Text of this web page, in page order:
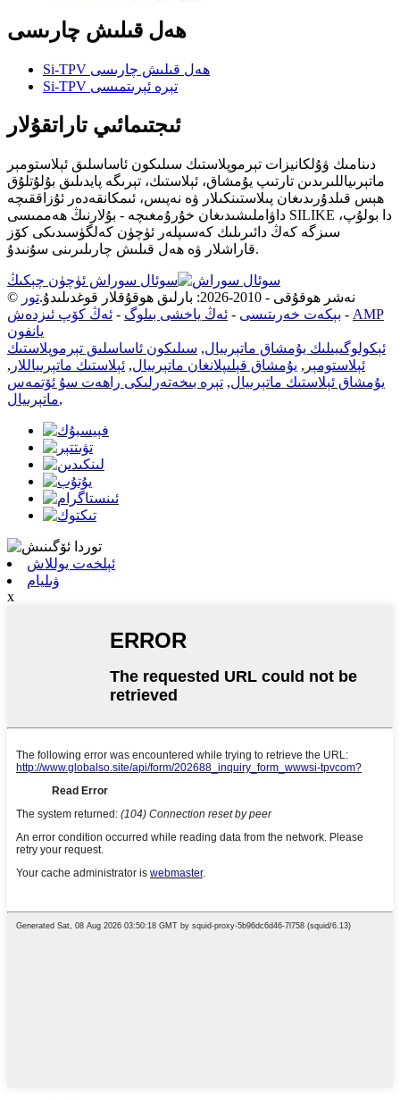
ھەل قىلىش چارىسى
Si-TPV ھەل قىلىش چارىسى
Si-TPV تېرە ئېرىتمىسى
ئىجتىمائىي تاراتقۇلار
دىنامىك ۋۇلكانيزات تېرموپلاستىك سىلىكون ئاساسلىق ئېلاستومېر
ماتېرىياللىرىدىن تارتىپ يۇمشاق، ئېلاستىك، تېرىگە پايدىلىق بۇلۇتلۇق
ھېس قىلدۇرىدىغان پىلاستىنكىلار ۋە نەپىس، ئىمكانقەدەر ئۇزاققىچە
داۋاملىشىدىغان خۇرۇمغىچە - بۇلارنىڭ ھەممىسى SILIKE دا بولۇپ،
سىزگە كەڭ دائىرىلىك كەسىپلەر ئۈچۈن كەلگۈسىدىكى كۆز
قاراشلار ۋە ھەل قىلىش چارىلىرىنى سۇنىدۇ.
سوئال سوراش ئۈچۈن چېكىڭ
© نەشر ھوقۇقى - 2010-2026: بارلىق ھوقۇقلار قوغدىلىدۇ.
تور
بېكەت خەرىتىسى - ئەڭ ياخشى بىلوگ - ئەڭ كۆپ ئىزدەش - AMP
يانفون
ئېكولوگىيىلىك يۇمشاق ماتېرىيال, سىلىكون ئاساسلىق تېرموپلاستىك
ئېلاستومېر , يۇمشاق قېلىپلانغان ماتېرىيال, ئېلاستىك ماتېرىياللار ,
يۇمشاق ئېلاستىك ماتېرىيال, تېرە بىخەتەرلىكى راھەت سۇ ئۆتمەس
ماتېرىيال,
ئېلخەت يوللاش
ۋىليام
x